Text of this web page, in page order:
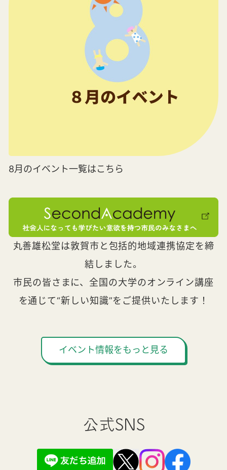
8月のイベント一覧はこちら
丸善雄松堂は敦賀市と包括的地域連携協定を締
結しました。
市民の皆さまに、全国の大学のオンライン講座
を通じて“新しい知識”をご提供いたします！
イベント情報をもっと見る
公式SNS